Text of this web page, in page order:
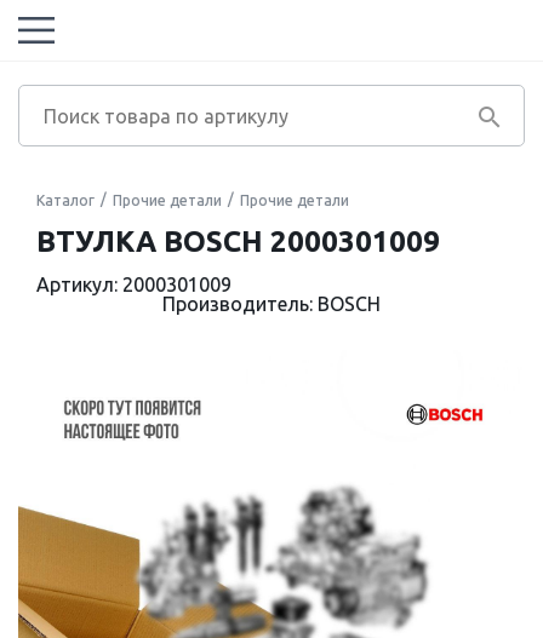
Каталог Прочие детали Прочие детали
ВТУЛКА BOSCH 2000301009
Артикул: 2000301009
Производитель: BOSCH